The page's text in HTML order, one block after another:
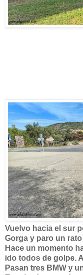
Vuelvo hacia el sur
Gorga y paro un
Hace un momento
ido todos de golpe.
Pasan tres BMW y